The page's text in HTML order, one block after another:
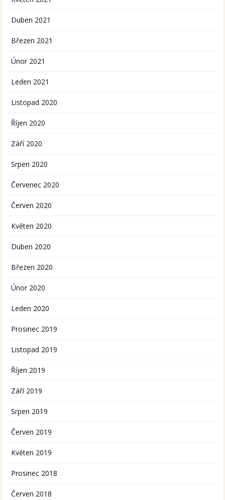
Duben 2021
Březen 2021
Únor 2021
Leden 2021
Listopad 2020
Říjen 2020
Září 2020
Srpen 2020
Červenec 2020
Červen 2020
Květen 2020
Duben 2020
Březen 2020
Únor 2020
Leden 2020
Prosinec 2019
Listopad 2019
Říjen 2019
Září 2019
Srpen 2019
Červen 2019
Květen 2019
Prosinec 2018
Červen 2018